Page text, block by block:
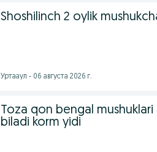
Shoshilinch 2 oylik
Уртааул - 06 августа 2026 г.
Toza qon bengal
biladi korm yidi